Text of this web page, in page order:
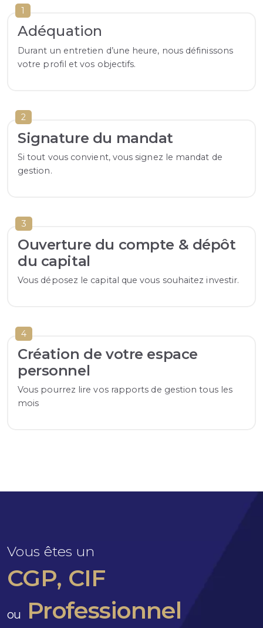
1
Adéquation
Durant un entretien d’une heure, nous définissons
votre profil et vos objectifs.
2
Signature du mandat
Si tout vous convient, vous signez le mandat de
gestion.
3
Ouverture du compte & dépôt
du capital
Vous déposez le capital que vous souhaitez investir.
4
Création de votre espace
personnel
Vous pourrez lire vos rapports de gestion tous les
mois
Vous êtes un
CGP, CIF
ou Professionnel